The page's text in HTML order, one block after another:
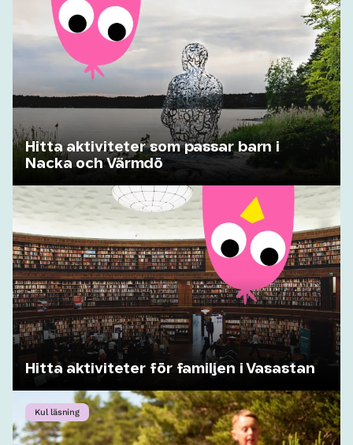
Hitta aktiviteter som passar barn i
Nacka och Värmdö
Hitta aktiviteter för familjen i Vasastan
Kul läsning